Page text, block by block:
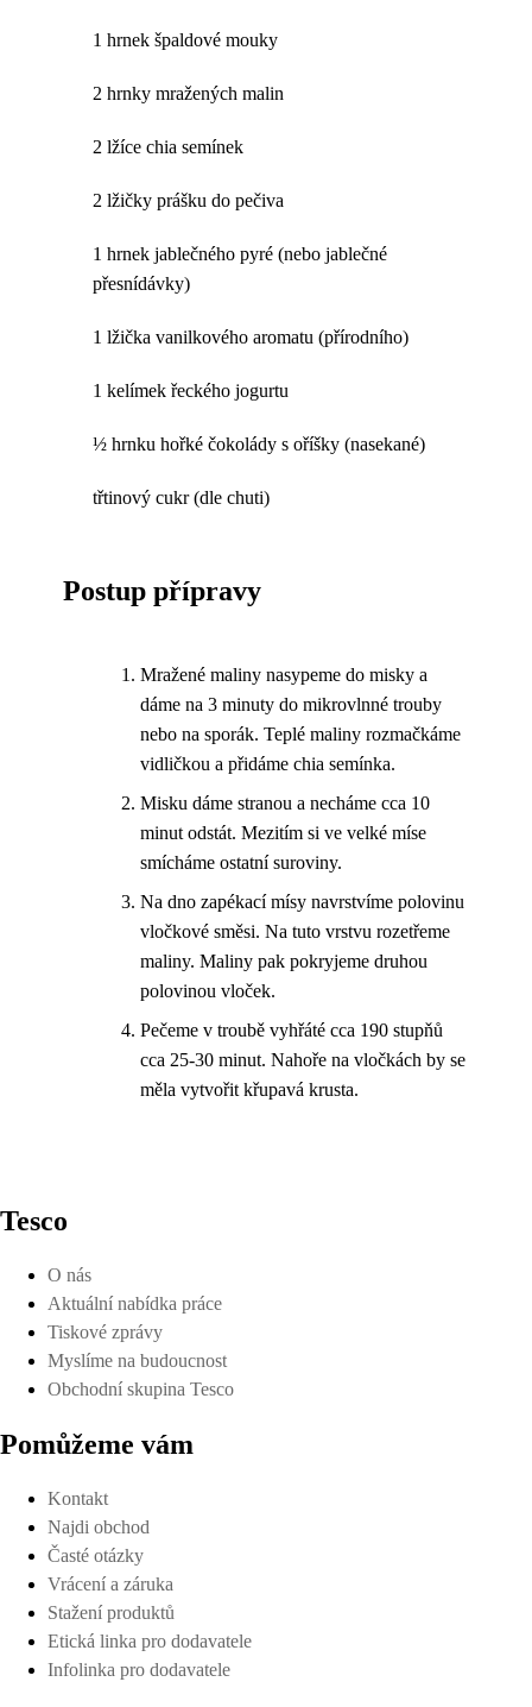
1 hrnek špaldové mouky
2 hrnky mražených malin
2 lžíce chia semínek
2 lžičky prášku do pečiva
1 hrnek jablečného pyré (nebo jablečné
přesnídávky)
1 lžička vanilkového aromatu (přírodního)
1 kelímek řeckého jogurtu
½ hrnku hořké čokolády s oříšky (nasekané)
třtinový cukr (dle chuti)
Postup přípravy
Mražené maliny nasypeme do misky a
dáme na 3 minuty do mikrovlnné trouby
nebo na sporák. Teplé maliny rozmačkáme
vidličkou a přidáme chia semínka.
Misku dáme stranou a necháme cca 10
minut odstát. Mezitím si ve velké míse
smícháme ostatní suroviny.
Na dno zapékací mísy navrstvíme polovinu
vločkové směsi. Na tuto vrstvu rozetřeme
maliny. Maliny pak pokryjeme druhou
polovinou vloček.
Pečeme v troubě vyhřáté cca 190 stupňů
cca 25-30 minut. Nahoře na vločkách by se
měla vytvořit křupavá krusta.
Tesco
O nás
Aktuální nabídka práce
Tiskové zprávy
Myslíme na budoucnost
Obchodní skupina Tesco
Pomůžeme vám
Kontakt
Najdi obchod
Časté otázky
Vrácení a záruka
Stažení produktů
Etická linka pro dodavatele
Infolinka pro dodavatele